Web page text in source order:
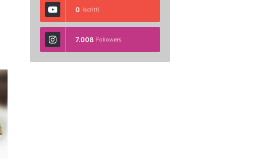
0 Iscritti
7.008 Followers